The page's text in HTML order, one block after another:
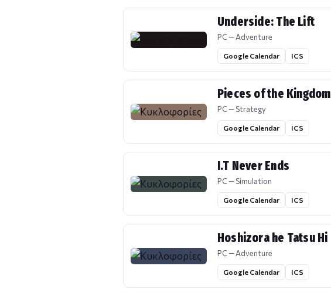
Underside: The Lift
PC — Adventure
Google Calendar ICS
Pieces of the Kingdom
PC — Strategy
Google Calendar ICS
I.T Never Ends
PC — Simulation
Google Calendar ICS
Hoshizora he Tatsu Hi
PC — Adventure
Google Calendar ICS